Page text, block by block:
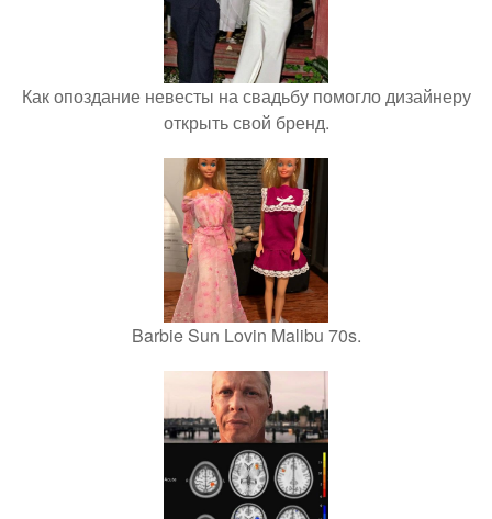
Как опоздание невесты на свадьбу помогло дизайнеру
открыть свой бренд.
Barbie Sun Lovin Malibu 70s.